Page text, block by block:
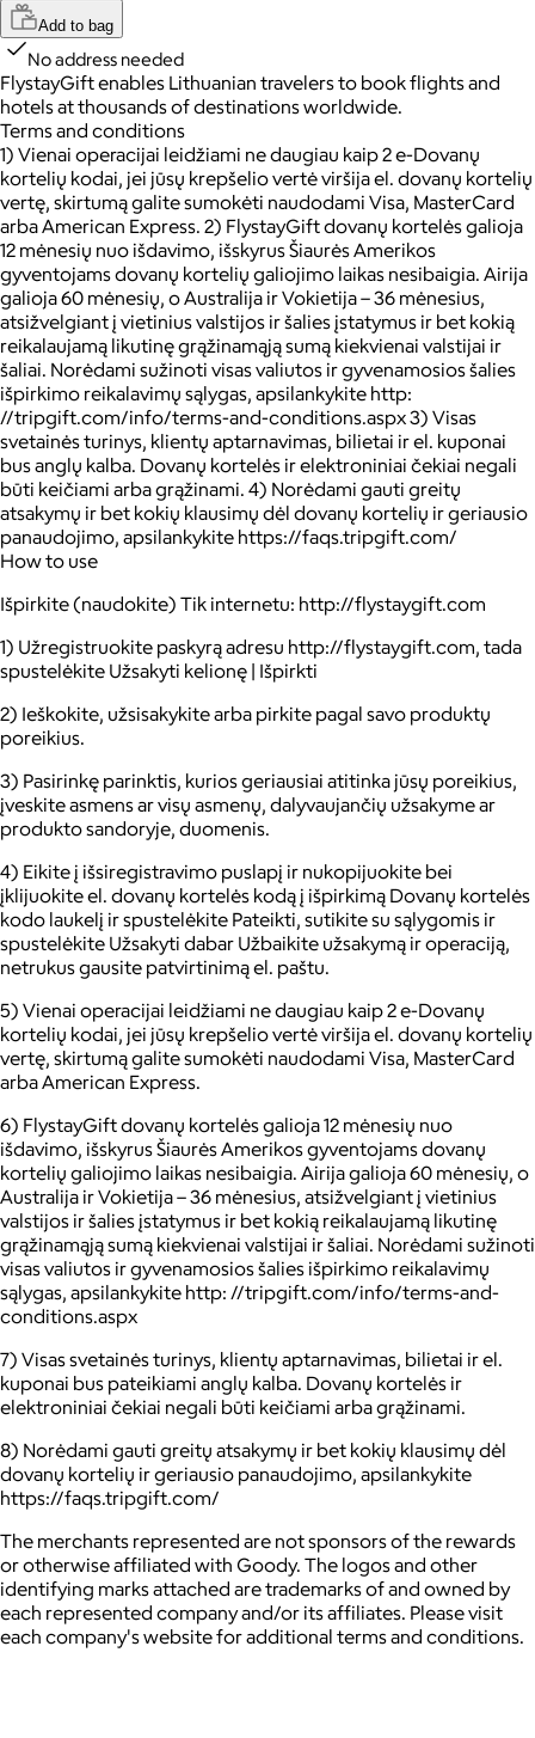
Add to bag
No address needed
FlystayGift enables Lithuanian travelers to book flights and
hotels at thousands of destinations worldwide.
Terms and conditions
1) Vienai operacijai leidžiami ne daugiau kaip 2 e-Dovanų
kortelių kodai, jei jūsų krepšelio vertė viršija el. dovanų kortelių
vertę, skirtumą galite sumokėti naudodami Visa, MasterCard
arba American Express. 2) FlystayGift dovanų kortelės galioja
12 mėnesių nuo išdavimo, išskyrus Šiaurės Amerikos
gyventojams dovanų kortelių galiojimo laikas nesibaigia. Airija
galioja 60 mėnesių, o Australija ir Vokietija – 36 mėnesius,
atsižvelgiant į vietinius valstijos ir šalies įstatymus ir bet kokią
reikalaujamą likutinę grąžinamąją sumą kiekvienai valstijai ir
šaliai. Norėdami sužinoti visas valiutos ir gyvenamosios šalies
išpirkimo reikalavimų sąlygas, apsilankykite http:
//tripgift.com/info/terms-and-conditions.aspx 3) Visas
svetainės turinys, klientų aptarnavimas, bilietai ir el. kuponai
bus anglų kalba. Dovanų kortelės ir elektroniniai čekiai negali
būti keičiami arba grąžinami. 4) Norėdami gauti greitų
atsakymų ir bet kokių klausimų dėl dovanų kortelių ir geriausio
panaudojimo, apsilankykite https://faqs.tripgift.com/
How to use
Išpirkite (naudokite) Tik internetu: http://flystaygift.com
1) Užregistruokite paskyrą adresu http://flystaygift.com, tada
spustelėkite Užsakyti kelionę | Išpirkti
2) Ieškokite, užsisakykite arba pirkite pagal savo produktų
poreikius.
3) Pasirinkę parinktis, kurios geriausiai atitinka jūsų poreikius,
įveskite asmens ar visų asmenų, dalyvaujančių užsakyme ar
produkto sandoryje, duomenis.
4) Eikite į išsiregistravimo puslapį ir nukopijuokite bei
įklijuokite el. dovanų kortelės kodą į išpirkimą Dovanų kortelės
kodo laukelį ir spustelėkite Pateikti, sutikite su sąlygomis ir
spustelėkite Užsakyti dabar Užbaikite užsakymą ir operaciją,
netrukus gausite patvirtinimą el. paštu.
5) Vienai operacijai leidžiami ne daugiau kaip 2 e-Dovanų
kortelių kodai, jei jūsų krepšelio vertė viršija el. dovanų kortelių
vertę, skirtumą galite sumokėti naudodami Visa, MasterCard
arba American Express.
6) FlystayGift dovanų kortelės galioja 12 mėnesių nuo
išdavimo, išskyrus Šiaurės Amerikos gyventojams dovanų
kortelių galiojimo laikas nesibaigia. Airija galioja 60 mėnesių, o
Australija ir Vokietija – 36 mėnesius, atsižvelgiant į vietinius
valstijos ir šalies įstatymus ir bet kokią reikalaujamą likutinę
grąžinamąją sumą kiekvienai valstijai ir šaliai. Norėdami sužinoti
visas valiutos ir gyvenamosios šalies išpirkimo reikalavimų
sąlygas, apsilankykite http: //tripgift.com/info/terms-and-
conditions.aspx
7) Visas svetainės turinys, klientų aptarnavimas, bilietai ir el.
kuponai bus pateikiami anglų kalba. Dovanų kortelės ir
elektroniniai čekiai negali būti keičiami arba grąžinami.
8) Norėdami gauti greitų atsakymų ir bet kokių klausimų dėl
dovanų kortelių ir geriausio panaudojimo, apsilankykite
https://faqs.tripgift.com/
The merchants represented are not sponsors of the rewards
or otherwise affiliated with Goody. The logos and other
identifying marks attached are trademarks of and owned by
each represented company and/or its affiliates. Please visit
each company's website for additional terms and conditions.